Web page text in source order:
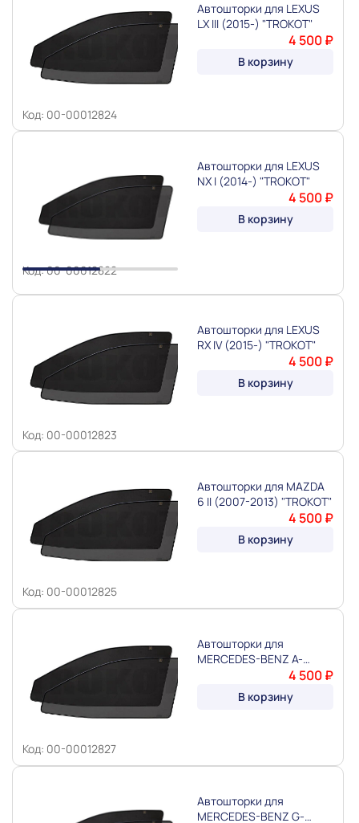
Код: 00-00012824
Автошторки для LEXUS
LX III (2015-) "TROKOT"
4 500 ₽
В корзину
Slide 1 of 2
Код: 00-00012822
Автошторки для LEXUS
NX I (2014-) "TROKOT"
4 500 ₽
В корзину
Код: 00-00012823
Автошторки для LEXUS
RX IV (2015-) "TROKOT"
4 500 ₽
В корзину
Код: 00-00012825
Автошторки для MAZDA
6 II (2007-2013) "TROKOT"
4 500 ₽
В корзину
Код: 00-00012827
Автошторки для
MERCEDES-BENZ A-
CLASS III W176 (2012-
2018) "TROKOT"
4 500 ₽
В корзину
Автошторки для
MERCEDES-BENZ G-